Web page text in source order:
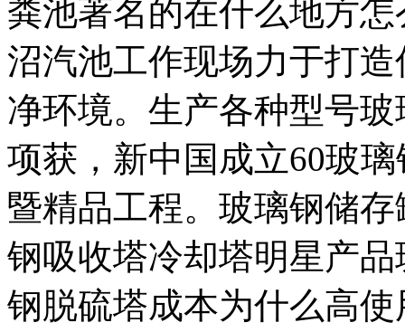
粪池著名的在什么地方
沼汽池工作现场力于打
净环境。生产各种型号
项获，新中国成立60玻
暨精品工程。玻璃钢储
钢吸收塔冷却塔明星产
钢脱硫塔成本为什么高